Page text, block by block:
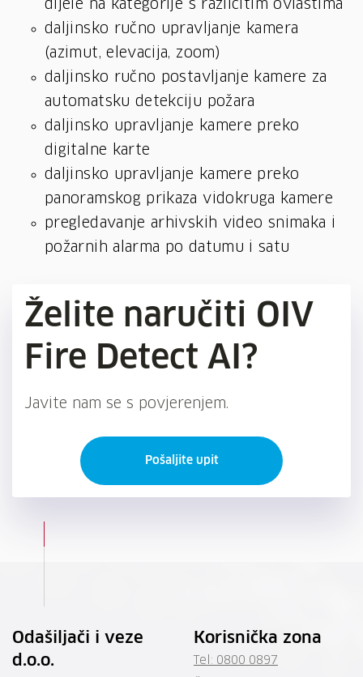
dijele na kategorije s različitim ovlastima
daljinsko ručno upravljanje kamera
(azimut, elevacija, zoom)
daljinsko ručno postavljanje kamere za
automatsku detekciju požara
daljinsko upravljanje kamere preko
digitalne karte
daljinsko upravljanje kamere preko
panoramskog prikaza vidokruga kamere
pregledavanje arhivskih video snimaka i
požarnih alarma po datumu i satu
Želite naručiti OIV
Fire Detect AI?
Javite nam se s povjerenjem.
Pošaljite upit
Odašiljači i veze
d.o.o.
Korisnička zona
Tel: 0800 0897